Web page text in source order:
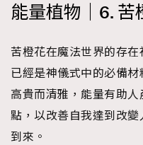
能量植物｜6. 苦
苦橙花在魔法世界的存在
已經是神儀式中的必備
高貴而清雅，能量有助
點，以改善自我達到改
到來。